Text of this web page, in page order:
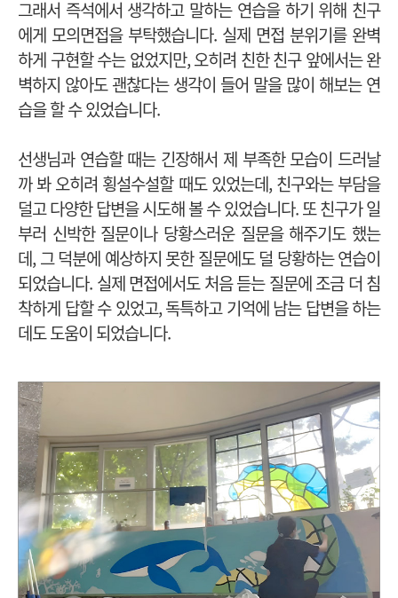
그래서 즉석에서 생각하고 말하는 연습을 하기 위해 친구
에게 모의면접을 부탁했습니다. 실제 면접 분위기를 완벽
하게 구현할 수는 없었지만, 오히려 친한 친구 앞에서는 완
벽하지 않아도 괜찮다는 생각이 들어 말을 많이 해보는 연
습을 할 수 있었습니다.
선생님과 연습할 때는 긴장해서 제 부족한 모습이 드러날
까 봐 오히려 횡설수설할 때도 있었는데, 친구와는 부담을
덜고 다양한 답변을 시도해 볼 수 있었습니다. 또 친구가 일
부러 신박한 질문이나 당황스러운 질문을 해주기도 했는
데, 그 덕분에 예상하지 못한 질문에도 덜 당황하는 연습이
되었습니다. 실제 면접에서도 처음 듣는 질문에 조금 더 침
착하게 답할 수 있었고, 독특하고 기억에 남는 답변을 하는
데도 도움이 되었습니다.